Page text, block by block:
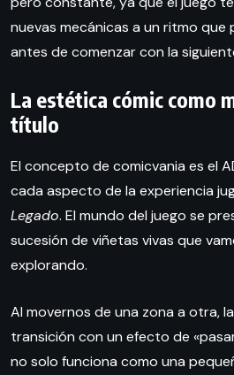
nuevas mecánicas a un ritmo que
antes de comenzar con la
La estética cómic como
título
El concepto de comicvania es el
cada aspecto de la experiencia
Legado. El mundo del juego se
sucesión de viñetas vivas que
explorando.
Al movernos de una zona a otra,
transición con un efecto de
no solo funciona como una